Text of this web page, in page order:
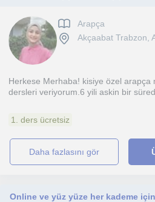
Arapça
Akçaabat Trabzon,
Herkese Merhaba! kisiye özel arapça
dersleri veriyorum.6 yili askin bir
1. ders ücretsiz
daha fazlasını gör
Online ve yüz yüze her kademe